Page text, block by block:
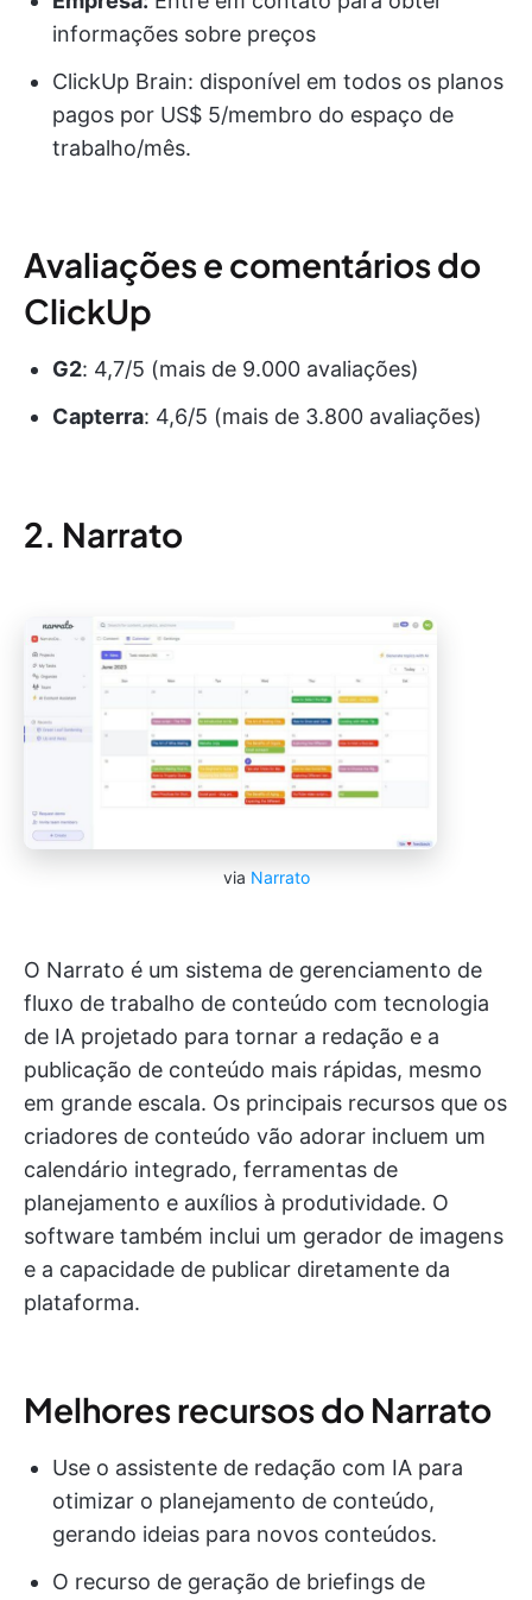
informações sobre preços
ClickUp Brain: disponível em todos os planos
pagos por US$ 5/membro do espaço de
trabalho/mês.
Avaliações e comentários do
ClickUp
G2: 4,7/5 (mais de 9.000 avaliações)
Capterra: 4,6/5 (mais de 3.800 avaliações)
2. Narrato
via Narrato
O Narrato é um sistema de gerenciamento de
fluxo de trabalho de conteúdo com tecnologia
de IA projetado para tornar a redação e a
publicação de conteúdo mais rápidas, mesmo
em grande escala. Os principais recursos que os
criadores de conteúdo vão adorar incluem um
calendário integrado, ferramentas de
planejamento e auxílios à produtividade. O
software também inclui um gerador de imagens
e a capacidade de publicar diretamente da
plataforma.
Melhores recursos do Narrato
Use o assistente de redação com IA para
otimizar o planejamento de conteúdo,
gerando ideias para novos conteúdos.
O recurso de geração de briefings de